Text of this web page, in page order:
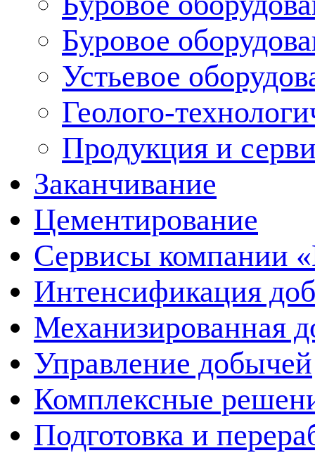
Буровое
Устьевое
Геолого-
Продукция и
Заканчивание
Цементирование
Сервисы компании
Интенсификация
Механизированная
Управление добычей
Комплексные
Подготовка и